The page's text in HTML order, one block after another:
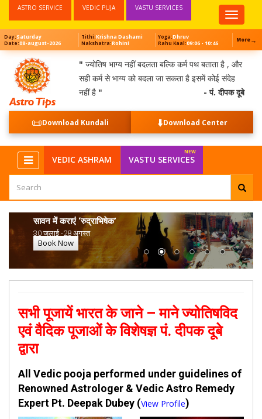
Top
Menu
ASTRO SERVICE VEDIC PUJA VASTU SERVICES
Day:Saturday
Date:08-august-2026
Tithi:Krishna Dashami
Nakshatra:Rohini
Yoga:Dhruv
Rahu Kaal:09:06 - 10:46 More→
" ज्योतिष भाग्य नहीं बदलता बल्कि कर्म पथ बताता है , और
सही कर्म से भाग्य को बदला जा सकता है इसमें कोई संदेह
नहीं है " - पं. दीपक दूबे
📜Download Kundali ⬇️Download Center
VEDIC ASHRAM VASTU SERVICES
सावन में कराएं ‘रुद्राभिषेक’
30 जुलाई -28 अगस्त
Book Now
सभी पूजायें भारत के जाने – माने ज्योतिषविद
एवं वैदिक पूजाओं के विशेषज्ञ पं. दीपक दूबे
द्वारा
All Vedic pooja performed under guidelines of
Renowned Astrologer & Vedic Astro Remedy
Expert Pt. Deepak Dubey (View Profile)